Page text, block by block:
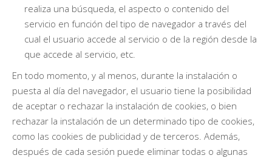
realiza una búsqueda, el aspecto o contenido del
servicio en función del tipo de navegador a través del
cual el usuario accede al servicio o de la región desde la
que accede al servicio, etc.
En todo momento, y al menos, durante la instalación o
puesta al día del navegador, el usuario tiene la posibilidad
de aceptar o rechazar la instalación de cookies, o bien
rechazar la instalación de un determinado tipo de cookies,
como las cookies de publicidad y de terceros. Además,
después de cada sesión puede eliminar todas o algunas